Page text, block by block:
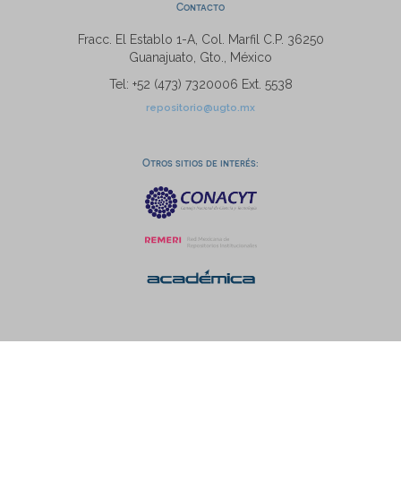
Contacto
Fracc. El Establo 1-A, Col. Marfil C.P. 36250
Guanajuato, Gto., México
Tel: +52 (473) 7320006 Ext. 5538
repositorio@ugto.mx
Otros sitios de interés: